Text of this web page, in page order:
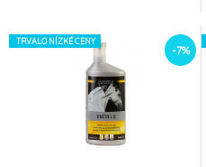
obsažené v krmivu působí
dieteticky a velmi příznivě na
činnost trávicího traktu
koní Dávkování:150 g/kus a
denurčeno pro přímé
zkrmování nebo výrobu
TRVALO NÍZKÉ CENY
-7%